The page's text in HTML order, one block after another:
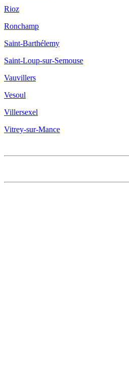
Rioz
Ronchamp
Saint-Barthélemy
Saint-Loup-sur-Semouse
Vauvillers
Vesoul
Villersexel
Vitrey-sur-Mance